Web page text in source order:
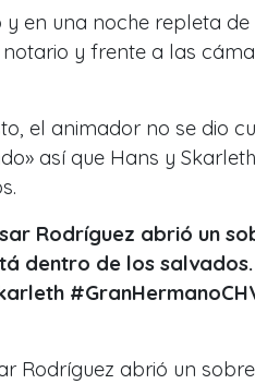
y en una noche repleta
y frente a las
el animador no se dio
así que Hans y
Rodríguez abrió un
dentro de los
Rodríguez abrió un